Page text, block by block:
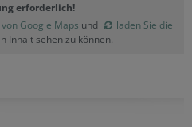
erforderlich!
Google Maps und
laden Sie die
Inhalt sehen zu können.